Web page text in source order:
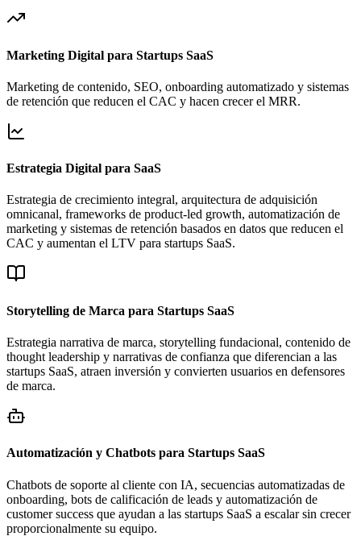
Marketing Digital para Startups SaaS
Marketing de contenido, SEO, onboarding automatizado y sistemas
de retención que reducen el CAC y hacen crecer el MRR.
Estrategia Digital para SaaS
Estrategia de crecimiento integral, arquitectura de adquisición
omnicanal, frameworks de product-led growth, automatización de
marketing y sistemas de retención basados en datos que reducen el
CAC y aumentan el LTV para startups SaaS.
Storytelling de Marca para Startups SaaS
Estrategia narrativa de marca, storytelling fundacional, contenido de
thought leadership y narrativas de confianza que diferencian a las
startups SaaS, atraen inversión y convierten usuarios en defensores
de marca.
Automatización y Chatbots para Startups SaaS
Chatbots de soporte al cliente con IA, secuencias automatizadas de
onboarding, bots de calificación de leads y automatización de
customer success que ayudan a las startups SaaS a escalar sin crecer
proporcionalmente su equipo.